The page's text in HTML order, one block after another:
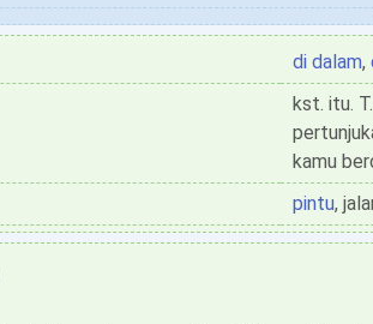
di dalam,
kst. itu.
kamu
pintu,